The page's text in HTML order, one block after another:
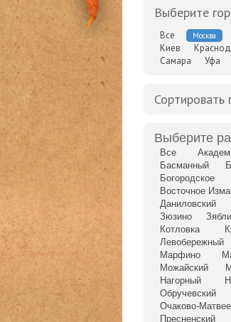
Выберите
Все Москва
Киев
Самара
Уфа
Сортировать
Выберите
Все
Басманный
Богородское
Восточное
Даниловский
Зюзино
Котловка
Левобережный
Марфино
Можайский
Нагорный
Обручевский
Очаково-
Пресненский